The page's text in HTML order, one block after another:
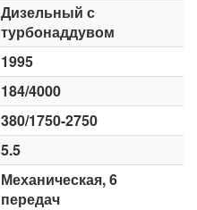
Дизельный с
турбонаддувом
1995
184/4000
380/1750-2750
5.5
Механическая, 6
передач